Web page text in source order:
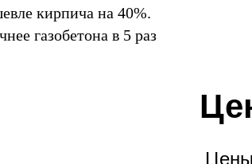
кирпича на 40%.
газобетона в 5 раз